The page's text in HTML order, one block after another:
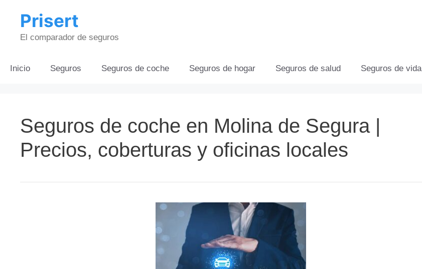
Prisert
El comparador de seguros
Inicio Seguros Seguros de coche Seguros de hogar Seguros de salud Seguros de vida
Seguros de coche en Molina de Segura |
Precios, coberturas y oficinas locales